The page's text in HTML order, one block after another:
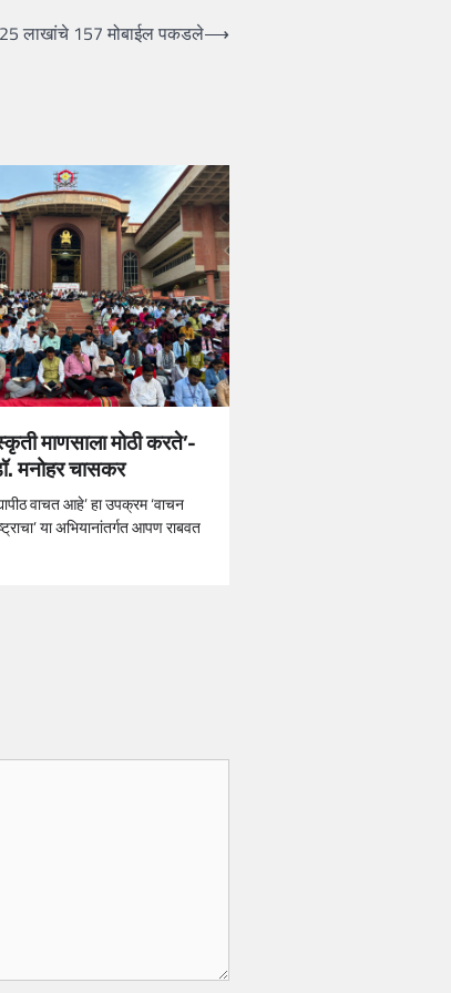
25 लाखांचे 157 मोबाईल पकडले⟶
माणसाला मोठी करते’-
मनोहर चासकर
वाचत आहे’ हा उपक्रम ‘वाचन
या अभियानांतर्गत आपण राबवत